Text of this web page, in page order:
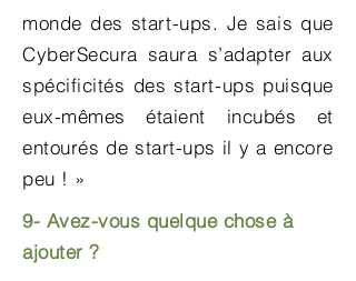
monde des start-ups. Je sais que
CyberSecura saura s’adapter aux
spécificités des start-ups puisque
eux-mêmes étaient incubés et
entourés de start-ups il y a encore
peu ! »
9- Avez-vous quelque chose à
ajouter ?